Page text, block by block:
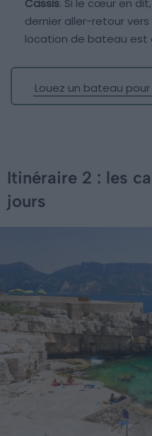
dernier aller-retour vers
location de bateau est
Louez un bateau
Itinéraire 2 : les
jours